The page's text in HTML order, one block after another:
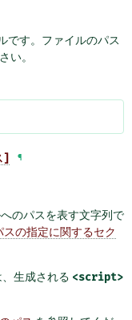
です。ファイルのパス
い。
] ¶
のパスを表す文字列で
スの指定に関するセク
生成される <script>